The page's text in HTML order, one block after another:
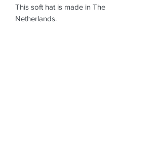
This soft hat is made in The
Netherlands.